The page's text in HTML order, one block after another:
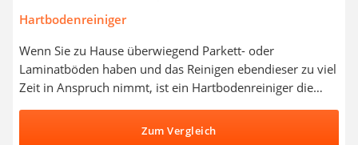
Hartbodenreiniger
Wenn Sie zu Hause überwiegend Parkett- oder
Laminatböden haben und das Reinigen ebendieser zu viel
Zeit in Anspruch nimmt, ist ein Hartbodenreiniger die
Saug- und Wischfunktion sind speziell für harte Böden
Zum Vergleich